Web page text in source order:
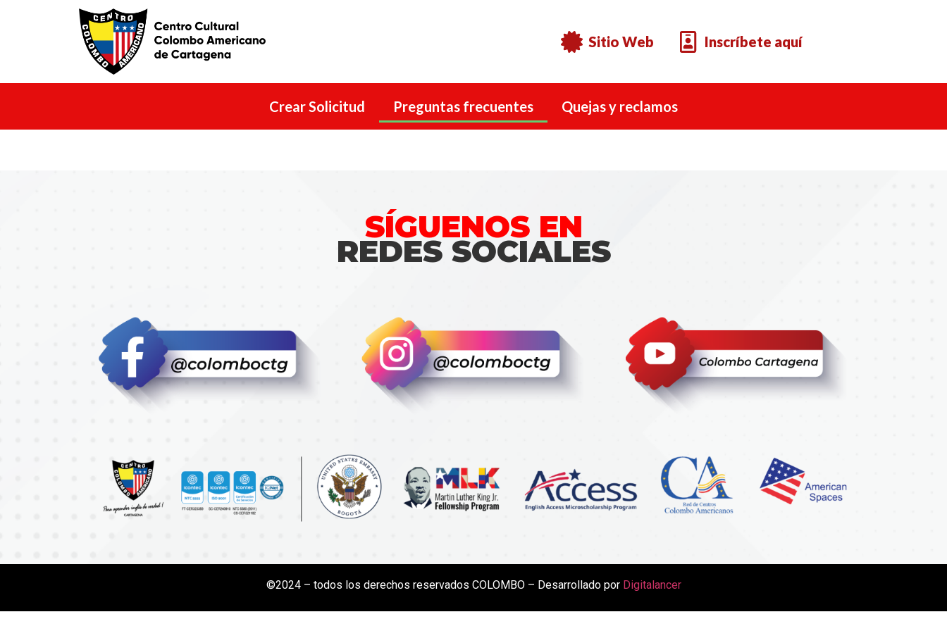
Sitio Web Inscríbete aquí
Crear Solicitud Preguntas frecuentes Quejas y reclamos
SÍGUENOS EN
REDES SOCIALES
©2024 – todos los derechos reservados COLOMBO – Desarrollado por Digitalancer